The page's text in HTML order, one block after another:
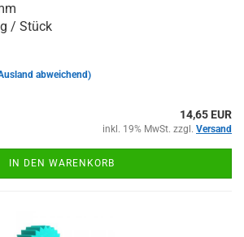
/ Stück
abweichend)
14,65 EUR
inkl. 19% MwSt. zzgl. Versand
IN DEN WARENKORB